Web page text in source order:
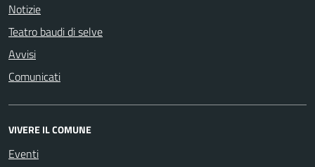
Notizie
Teatro baudi di selve
Avvisi
Comunicati
VIVERE IL COMUNE
Eventi